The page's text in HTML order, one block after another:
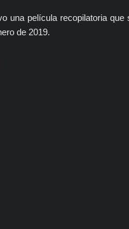
una película recopilatoria
de 2019.